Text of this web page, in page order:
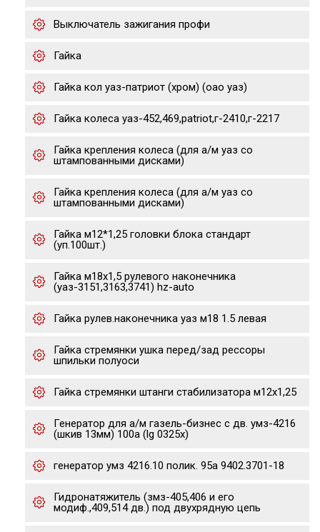
Выключатель зажигания профи
Гайка
Гайка кол уаз-патриот (хром) (оао уаз)
Гайка колеса уаз-452,469,patriot,г-2410,г-2217
Гайка крепления колеса (для а/м уаз со
штампованными дисками)
Гайка крепления колеса (для а/м уаз со
штампованными дисками)
Гайка м12*1,25 головки блока стандарт
(уп.100шт.)
Гайка м18х1,5 рулевого наконечника
(уаз-3151,3163,3741) hz-auto
Гайка рулев.наконечника уаз м18 1.5 левая
Гайка стремянки ушка перед/зад рессоры
шпильки полуоси
Гайка стремянки штанги стабилизатора м12х1,25
Генератор для а/м газель-бизнес с дв. умз-4216
(шкив 13мм) 100a (lg 0325x)
генератор умз 4216.10 полик. 95а 9402.3701-18
Гидронатяжитель (змз-405,406 и его
модиф.,409,514 дв.) под двухрядную цепь